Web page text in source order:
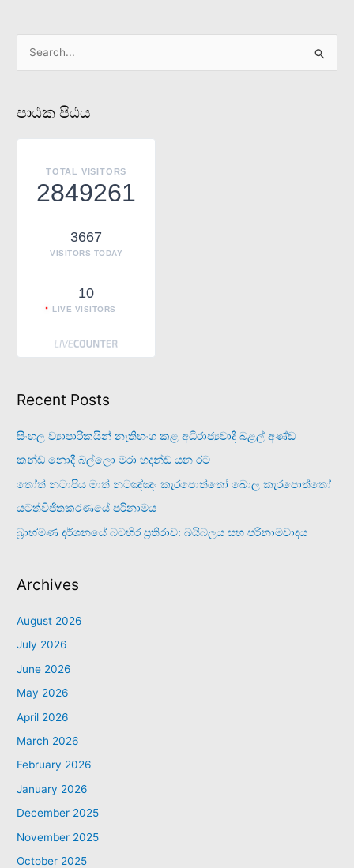
r
c
පාඨක පීඨය
TOTAL VISITORS
2849261
3667
VISITORS TODAY
10
LIVE VISITORS
Recent Posts
සිංහල ව්‍යාපාරිකයින් නැතිභංග කළ අධිරාජ්‍යවාදී බළල් අණ්ඩ
කන්ඩ නොදී බල්ලො මරා හදන්ඩ යන රට
තෝත් නටාපිය මාත් නටඤ්ඤං කැරපොත්තෝ බොල කැරපොත්තෝ
යටත්විජිතකරණයේ පරිනාමය
බ්‍රාහ්මණ දර්ශනයේ බටහිර ප්‍රතිරාව: බයිබලය සහ පරිනාමවාදය
Archives
August 2026
July 2026
June 2026
May 2026
April 2026
March 2026
February 2026
January 2026
December 2025
November 2025
October 2025